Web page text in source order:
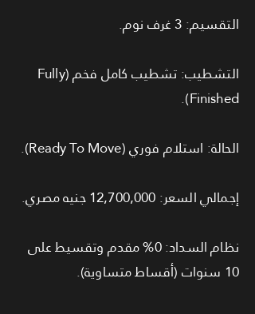
التقسيم: 3 غرف نوم.
التشطيب: تشطيب كامل فخم (Fully
Finished).
الحالة: استلام فوري (Ready To Move).
إجمالي السعر: 12,700,000 جنيه مصري.
نظام السداد: 0% مقدم وتقسيط على
10 سنوات (أقساط متساوية).